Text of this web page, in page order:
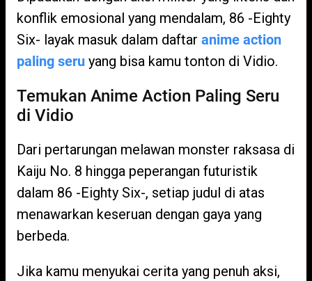
konflik emosional yang mendalam, 86 -Eighty
Six- layak masuk dalam daftar anime action
paling seru yang bisa kamu tonton di Vidio.
Temukan Anime Action Paling Seru
di Vidio
Dari pertarungan melawan monster raksasa di
Kaiju No. 8 hingga peperangan futuristik
dalam 86 -Eighty Six-, setiap judul di atas
menawarkan keseruan dengan gaya yang
berbeda.
Jika kamu menyukai cerita yang penuh aksi,